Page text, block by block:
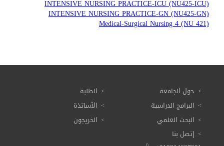
INTENSIVE NURSING PRACTICE-ICU (NU425-ICU)
INTENSIVE NURSING PRACTICE-GN (NU425-GN)
Medical-Surgical Nursing 4 (NU 421)
حول الجامعة
البرامج الدراسية
البحث العلمي
الطلبة
الأساتذة
الخريجون
إتصل بنا